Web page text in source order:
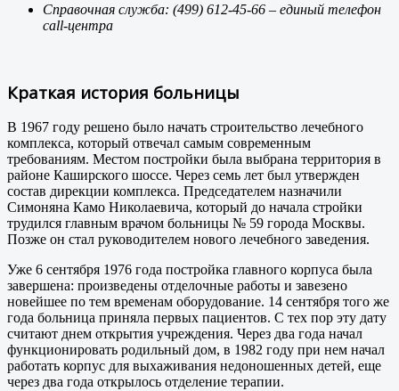
Справочная служба: (499) 612-45-66 – единый телефон
call-центра
Краткая история больницы
В 1967 году решено было начать строительство лечебного
комплекса, который отвечал самым современным
требованиям. Местом постройки была выбрана территория в
районе Каширского шоссе. Через семь лет был утвержден
состав дирекции комплекса. Председателем назначили
Симоняна Камо Николаевича, который до начала стройки
трудился главным врачом больницы № 59 города Москвы.
Позже он стал руководителем нового лечебного заведения.
Уже 6 сентября 1976 года постройка главного корпуса была
завершена: произведены отделочные работы и завезено
новейшее по тем временам оборудование. 14 сентября того же
года больница приняла первых пациентов. С тех пор эту дату
считают днем открытия учреждения. Через два года начал
функционировать родильный дом, в 1982 году при нем начал
работать корпус для выхаживания недоношенных детей, еще
через два года открылось отделение терапии.